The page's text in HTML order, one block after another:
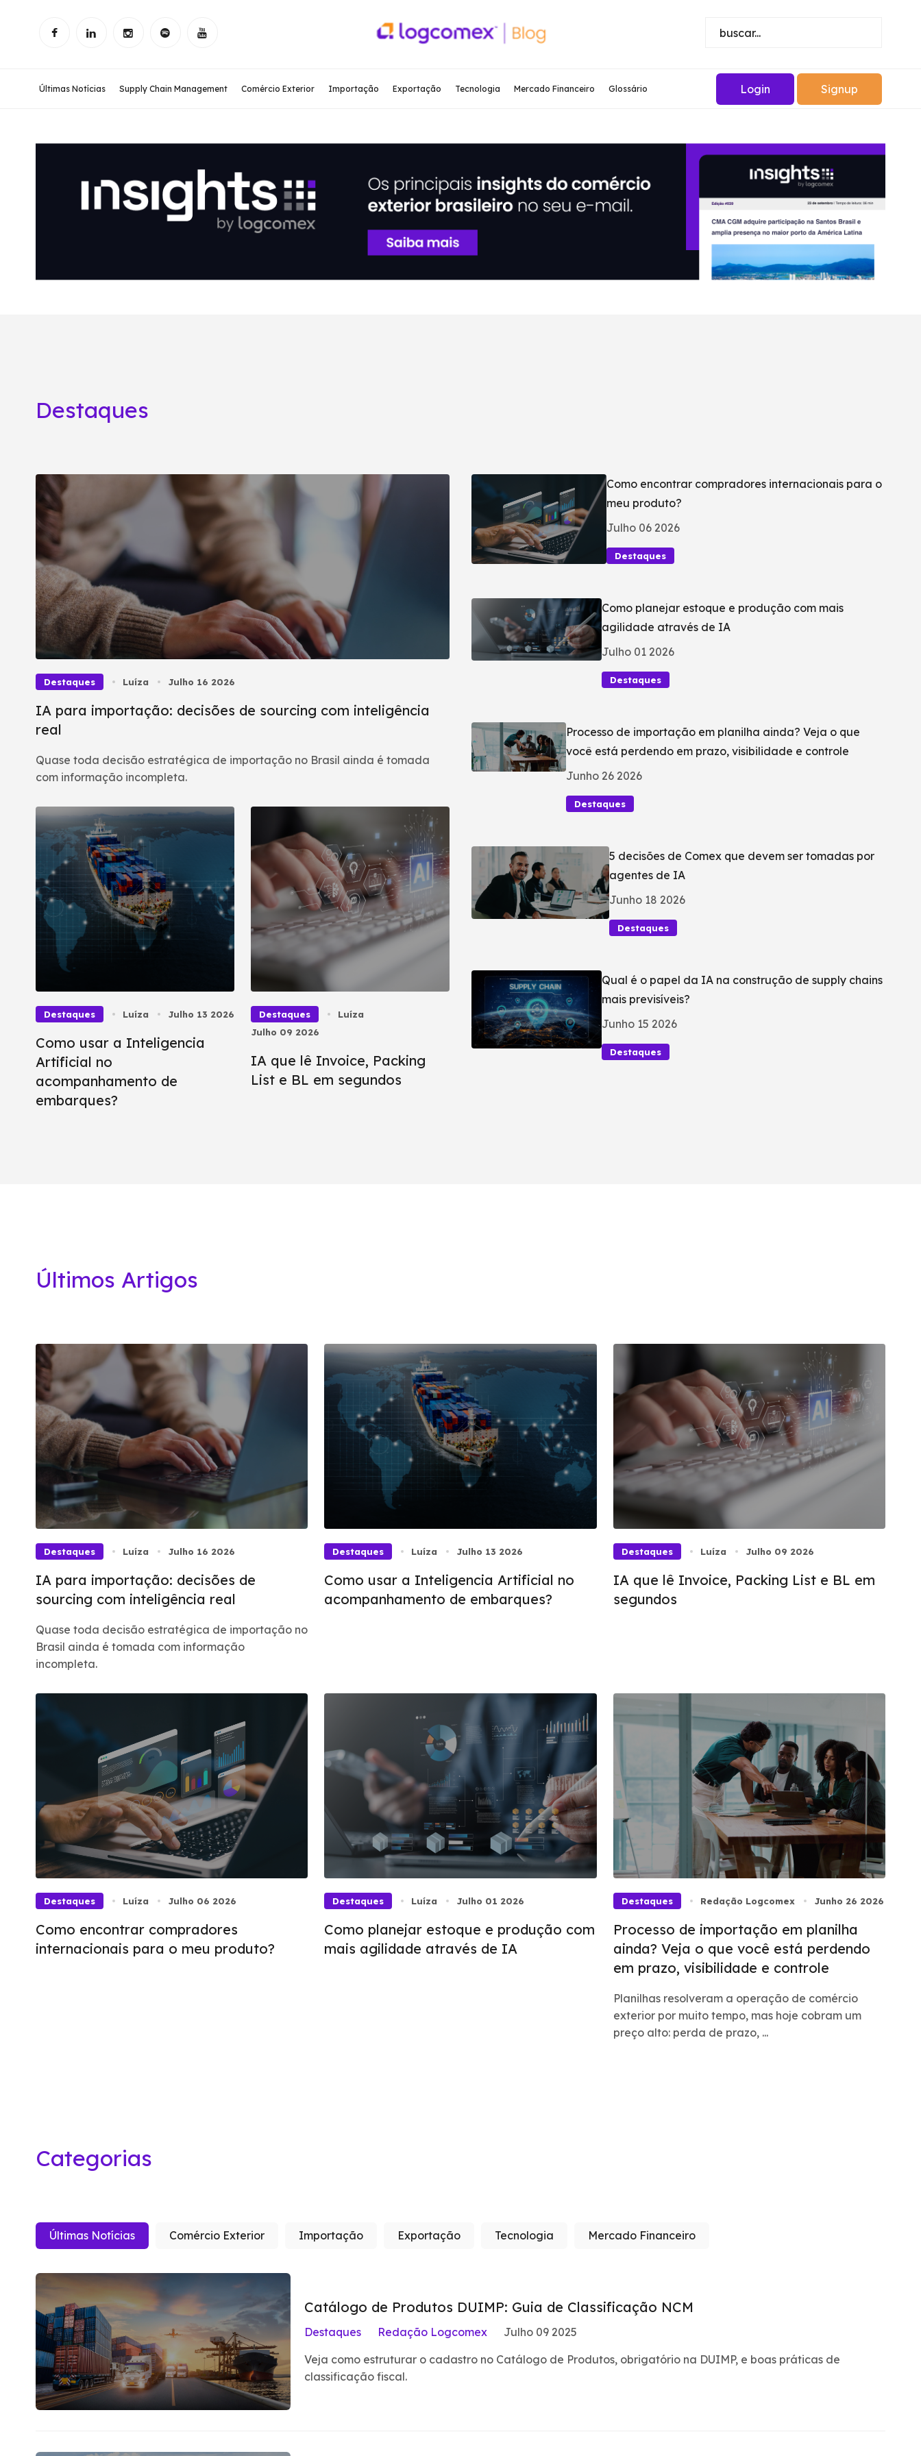
Últimas Notícias Supply Chain Management Comércio Exterior Importação Exportação Tecnologia Mercado Financeiro Glossário Login Signup
Destaques
Destaques Luíza Julho 16 2026
IA para importação: decisões de sourcing com inteligência
real
Quase toda decisão estratégica de importação no Brasil ainda é tomada
com informação incompleta.
Destaques Luíza Julho 13 2026
Como usar a Inteligencia
Artificial no
acompanhamento de
embarques?
Destaques
Luíza
Julho 09 2026
IA que lê Invoice, Packing
List e BL em segundos
Como encontrar compradores internacionais para o
meu produto?
Julho 06 2026
Destaques
Como planejar estoque e produção com mais
agilidade através de IA
Julho 01 2026
Destaques
Processo de importação em planilha ainda? Veja o que
você está perdendo em prazo, visibilidade e controle
Junho 26 2026
Destaques
5 decisões de Comex que devem ser tomadas por
agentes de IA
Junho 18 2026
Destaques
Qual é o papel da IA na construção de supply chains
mais previsíveis?
Junho 15 2026
Destaques
Últimos Artigos
Destaques Luíza Julho 16 2026
IA para importação: decisões de
sourcing com inteligência real
Quase toda decisão estratégica de importação no
Brasil ainda é tomada com informação
incompleta.
Destaques Luíza Julho 13 2026
Como usar a Inteligencia Artificial no
acompanhamento de embarques?
Destaques Luíza Julho 09 2026
IA que lê Invoice, Packing List e BL em
segundos
Destaques Luíza Julho 06 2026
Como encontrar compradores
internacionais para o meu produto?
Destaques Luíza Julho 01 2026
Como planejar estoque e produção com
mais agilidade através de IA
Destaques Redação Logcomex Junho 26 2026
Processo de importação em planilha
ainda? Veja o que você está perdendo
em prazo, visibilidade e controle
Planilhas resolveram a operação de comércio
exterior por muito tempo, mas hoje cobram um
preço alto: perda de prazo, ...
Categorias
Últimas Notícias Comércio Exterior Importação Exportação Tecnologia Mercado Financeiro
Catálogo de Produtos DUIMP: Guia de Classificação NCM
Destaques Redação Logcomex
Julho 09 2025
Veja como estruturar o cadastro no Catálogo de Produtos, obrigatório na DUIMP, e boas práticas de
classificação fiscal.